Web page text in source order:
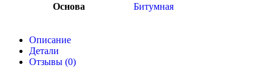
Основа
Битумная
Описание
Детали
Отзывы (0)